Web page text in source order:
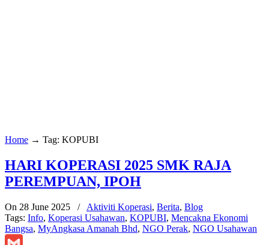
Home → Tag: KOPUBI
HARI KOPERASI 2025 SMK RAJA
PEREMPUAN, IPOH
On 28 June 2025 / Aktiviti Koperasi, Berita, Blog
Tags: Info, Koperasi Usahawan, KOPUBI, Mencakna Ekonomi
Bangsa, MyAngkasa Amanah Bhd, NGO Perak, NGO Usahawan